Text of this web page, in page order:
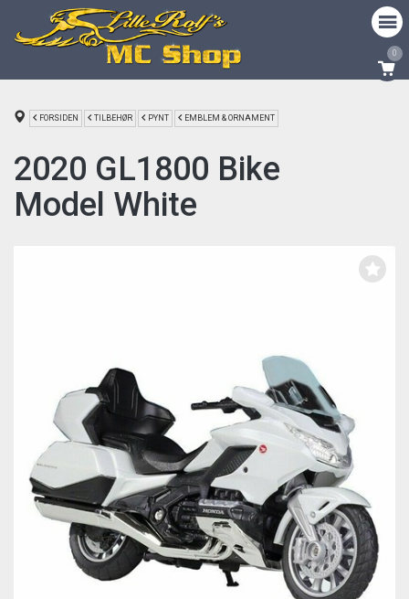
0
FORSIDEN TILBEHØR PYNT EMBLEM & ORNAMENT
2020 GL1800 Bike
Model White